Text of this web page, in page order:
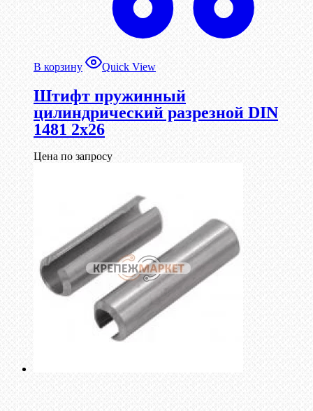
В корзину Quick View
Штифт пружинный
цилиндрический разрезной DIN
1481 2х26
Цена по запросу